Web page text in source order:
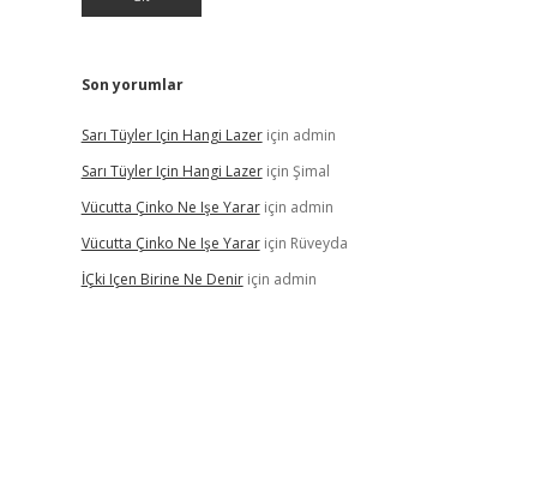
Son yorumlar
Sarı Tüyler Için Hangi Lazeriçin admin
Sarı Tüyler Için Hangi Lazeriçin Şimal
Vücutta Çinko Ne Işe Yarariçin admin
Vücutta Çinko Ne Işe Yarariçin Rüveyda
İÇki Içen Birine Ne Deniriçin admin